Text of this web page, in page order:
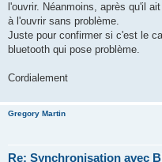
l'ouvrir. Néanmoins, après qu'il
à l'ouvrir sans problème.
Juste pour confirmer si c'est le
bluetooth qui pose problème.
Cordialement
Gregory Martin
Re: Synchronisation avec